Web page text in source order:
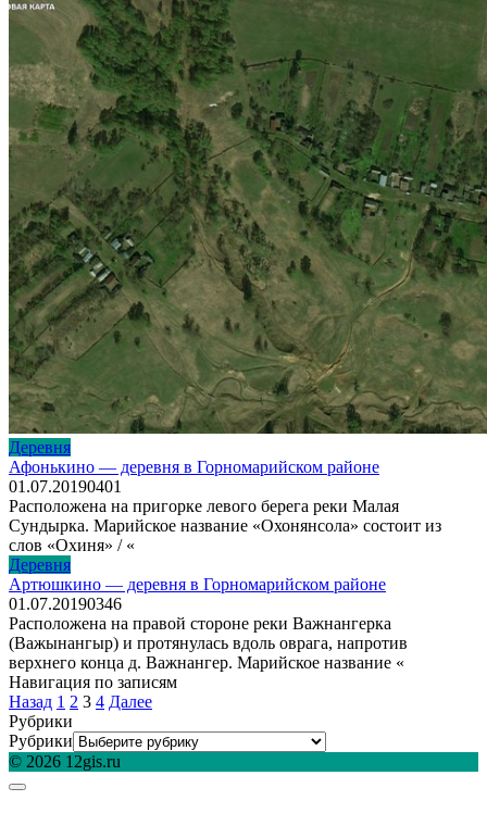
Деревня
Афонькино — деревня в Горномарийском районе
01.07.20190401
Расположена на пригорке левого берега реки Малая
Сундырка. Марийское название «Охонянсола» состоит из
слов «Охиня» / «
Деревня
Артюшкино — деревня в Горномарийском районе
01.07.20190346
Расположена на правой стороне реки Важнангерка
(Важынангыр) и протянулась вдоль оврага, напротив
верхнего конца д. Важнангер. Марийское название «
Навигация по записям
Назад 1 2 3 4 Далее
Рубрики
Рубрики
© 2026 12gis.ru